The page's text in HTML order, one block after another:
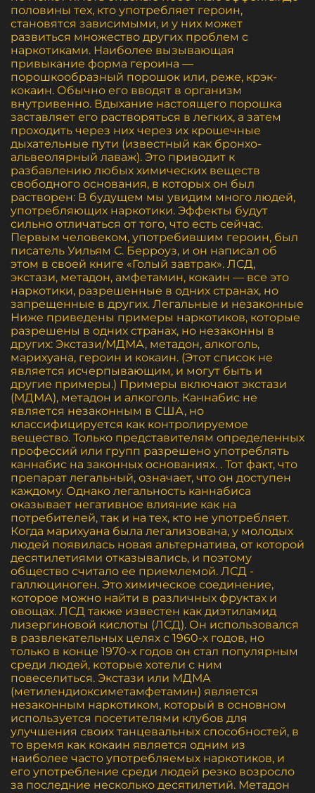
половины тех, кто употребляет героин,
становятся зависимыми, и у них может
развиться множество других проблем с
наркотиками. Наиболее вызывающая
привыкание форма героина —
порошкообразный порошок или, реже, крэк-
кокаин. Обычно его вводят в организм
внутривенно. Вдыхание настоящего порошка
заставляет его растворяться в легких, а затем
проходить через них через их крошечные
дыхательные пути (известный как бронхо-
альвеолярный лаваж). Это приводит к
разбавлению любых химических веществ
свободного основания, в которых он был
растворен: В будущем мы увидим много людей,
употребляющих наркотики. Эффекты будут
сильно отличаться от того, что есть сейчас.
Первым человеком, употребившим героин, был
писатель Уильям С. Берроуз, и он написал об
этом в своей книге «Голый завтрак». ЛСД,
экстази, метадон, амфетамин, кокаин — все это
наркотики, разрешенные в одних странах, но
запрещенные в других. Легальные и незаконные
Ниже приведены примеры наркотиков, которые
разрешены в одних странах, но незаконны в
других: Экстази/МДМА, метадон, алкоголь,
марихуана, героин и кокаин. (Этот список не
является исчерпывающим, и могут быть и
другие примеры.) Примеры включают экстази
(МДМА), метадон и алкоголь. Каннабис не
является незаконным в США, но
классифицируется как контролируемое
вещество. Только представителям определенных
профессий или групп разрешено употреблять
каннабис на законных основаниях. . Тот факт, что
препарат легальный, означает, что он доступен
каждому. Однако легальность каннабиса
оказывает негативное влияние как на
потребителей, так и на тех, кто не употребляет.
Когда марихуана была легализована, у молодых
людей появилась новая альтернатива, от которой
десятилетиями отказывались, и поэтому
общество считало ее приемлемой. ЛСД -
галлюциноген. Это химическое соединение,
которое можно найти в различных фруктах и
овощах. ЛСД также известен как диэтиламид
лизергиновой кислоты (ЛСД). Он использовался
в развлекательных целях с 1960-х годов, но
только в конце 1970-х годов он стал популярным
среди людей, которые хотели с ним
повеселиться. Экстази или МДМА
(метилендиоксиметамфетамин) является
незаконным наркотиком, который в основном
используется посетителями клубов для
улучшения своих танцевальных способностей, в
то время как кокаин является одним из
наиболее часто употребляемых наркотиков, и
его употребление среди людей резко возросло
за последние несколько десятилетий. Метадон